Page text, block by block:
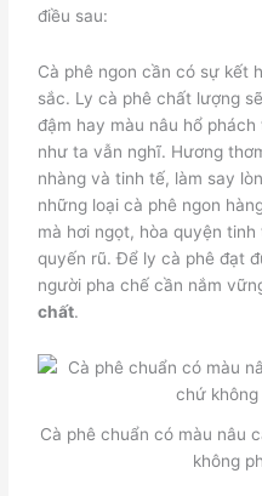
điều sau:
Cà phê ngon cần có sự kết
sắc. Ly cà phê chất lượng
đậm hay màu nâu hổ
như ta vẫn nghĩ. Hương
nhàng và tinh tế, làm say
những loại cà phê ngon
mà hơi ngọt, hòa quyện
quyến rũ. Để ly cà phê đạt
người pha chế cần nắm
chất.
Cà phê chuẩn có màu nâu
không